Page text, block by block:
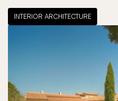
INTERIOR ARCHITECTURE